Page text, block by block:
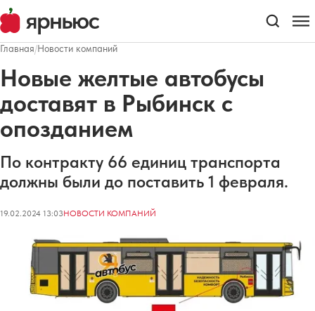
Главная/Новости компаний
Новые желтые автобусы
доставят в Рыбинск с
опозданием
По контракту 66 единиц транспорта
должны были до поставить 1 февраля.
19.02.2024 13:03НОВОСТИ КОМПАНИЙ